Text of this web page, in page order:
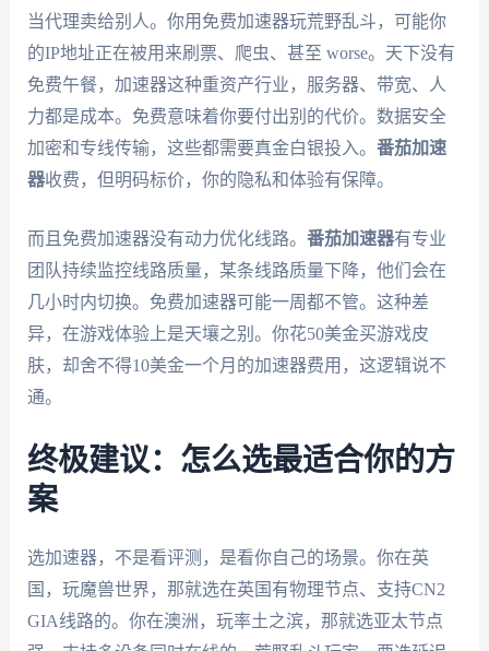
当代理卖给别人。你用免费加速器玩荒野乱斗，可能你
的IP地址正在被用来刷票、爬虫、甚至 worse。天下没有
免费午餐，加速器这种重资产行业，服务器、带宽、人
力都是成本。免费意味着你要付出别的代价。数据安全
加密和专线传输，这些都需要真金白银投入。 番茄加速
器收费，但明码标价，你的隐私和体验有保障。
而且免费加速器没有动力优化线路。 番茄加速器有专业
团队持续监控线路质量，某条线路质量下降，他们会在
几小时内切换。免费加速器可能一周都不管。这种差
异，在游戏体验上是天壤之别。你花50美金买游戏皮
肤，却舍不得10美金一个月的加速器费用，这逻辑说不
通。
终极建议：怎么选最适合你的方
案
选加速器，不是看评测，是看你自己的场景。你在英
国，玩魔兽世界，那就选在英国有物理节点、支持CN2
GIA线路的。你在澳洲，玩率土之滨，那就选亚太节点